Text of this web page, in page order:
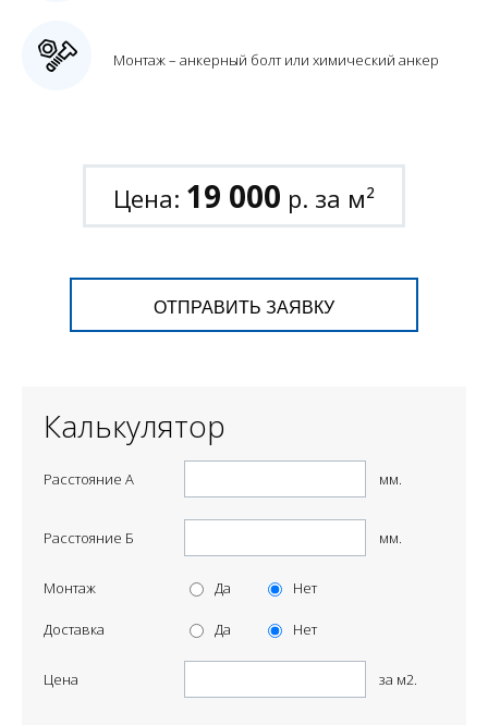
Монтаж – анкерный болт или химический анкер
Цена: 19 000 р. за м²
ОТПРАВИТЬ ЗАЯВКУ
Калькулятор
Расстояние А мм.
Расстояние Б мм.
Монтаж Да Нет
Доставка Да Нет
Цена за м2.